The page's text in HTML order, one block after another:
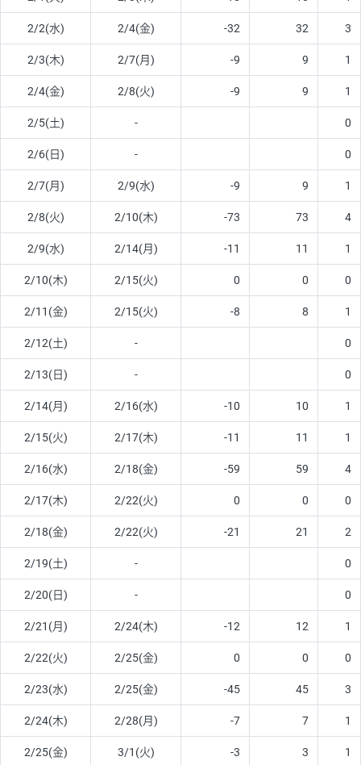
2/2(水) 2/4(金) -32 32 3
2/3(木) 2/7(月) -9 9 1
2/4(金) 2/8(火) -9 9 1
2/5(土) - 0
2/6(日) - 0
2/7(月) 2/9(水) -9 9 1
2/8(火) 2/10(木) -73 73 4
2/9(水) 2/14(月) -11 11 1
2/10(木) 2/15(火) 0 0 0
2/11(金) 2/15(火) -8 8 1
2/12(土) - 0
2/13(日) - 0
2/14(月) 2/16(水) -10 10 1
2/15(火) 2/17(木) -11 11 1
2/16(水) 2/18(金) -59 59 4
2/17(木) 2/22(火) 0 0 0
2/18(金) 2/22(火) -21 21 2
2/19(土) - 0
2/20(日) - 0
2/21(月) 2/24(木) -12 12 1
2/22(火) 2/25(金) 0 0 0
2/23(水) 2/25(金) -45 45 3
2/24(木) 2/28(月) -7 7 1
2/25(金) 3/1(火) -3 3 1